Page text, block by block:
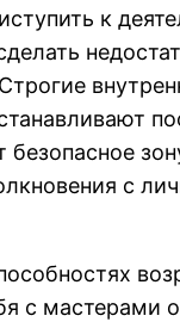
к
безопасное
с
с мастерами